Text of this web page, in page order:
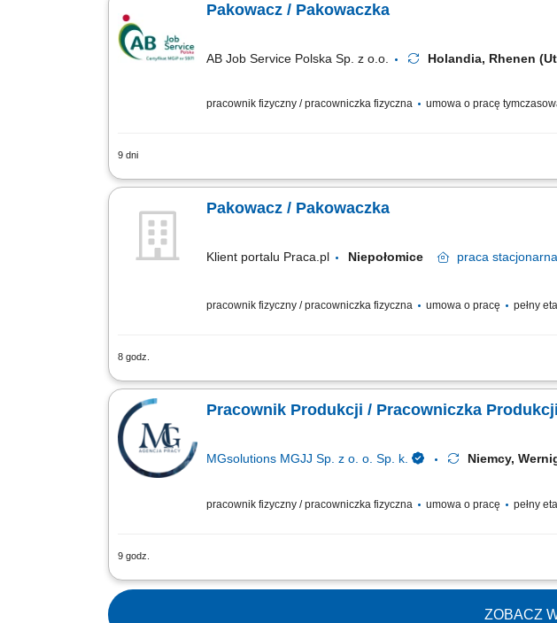
Pakowacz / Pakowaczka
AB Job Service Polska Sp. z o.o. Holandia, Rhenen
pracownik fizyczny / pracowniczka fizyczna umowa o pracę
9 dni
Zadania: Tworzenie mas powlekających (karmel, miód, zioła) na
Pakowacz / Pakowaczka
Klient portalu Praca.pl Niepołomice praca stacjonarna
pracownik fizyczny / pracowniczka fizyczna umowa o pracę pełny
8 godz.
Obsługa linii pakujących wędliny. Realizacja prac wspomagających
Pracownik Produkcji / Pracowniczka Produkcji
MGsolutions MGJJ Sp. z o. o. Sp. k. Niemcy,
pracownik fizyczny / pracowniczka fizyczna umowa o pracę pełny
9 godz.
Zakres zadań: Pakowanie, układanie wyrobów czekoladowych oraz
ZOBACZ